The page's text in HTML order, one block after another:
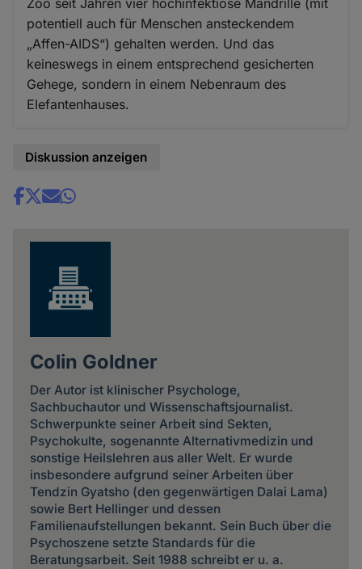
Zoo seit Jahren vier hochinfektiöse Mandrille (mit
potentiell auch für Menschen ansteckendem
„Affen-AIDS“) gehalten werden. Und das
keineswegs in einem entsprechend gesicherten
Gehege, sondern in einem Nebenraum des
Elefantenhauses.
Diskussion anzeigen
Share
Colin Goldner
Der Autor ist klinischer Psychologe,
Sachbuchautor und Wissenschaftsjournalist.
Schwerpunkte seiner Arbeit sind Sekten,
Psychokulte, sogenannte Alternativmedizin und
sonstige Heilslehren aus aller Welt. Er wurde
insbesondere aufgrund seiner Arbeiten über
Tendzin Gyatsho (den gegenwärtigen Dalai Lama)
sowie Bert Hellinger und dessen
Familienaufstellungen bekannt. Sein Buch über die
Psychoszene setzte Standards für die
Beratungsarbeit. Seit 1988 schreibt er u. a.